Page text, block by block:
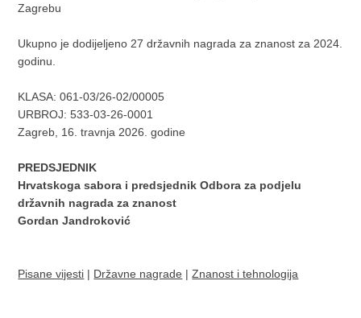
Zagrebu
Ukupno je dodijeljeno 27 državnih nagrada za znanost za 2024.
godinu.
KLASA: 061-03/26-02/00005
URBROJ: 533-03-26-0001
Zagreb, 16. travnja 2026. godine
PREDSJEDNIK
Hrvatskoga sabora i predsjednik Odbora za podjelu
državnih nagrada za znanost
Gordan Jandroković
Pisane vijesti | Državne nagrade |Znanost i tehnologija